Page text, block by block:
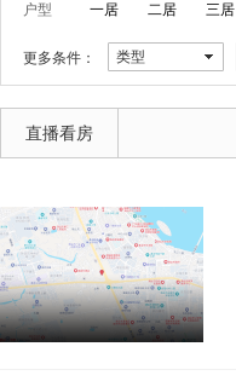
户型 一居 二居 三居
更多条件： 类型
直播看房